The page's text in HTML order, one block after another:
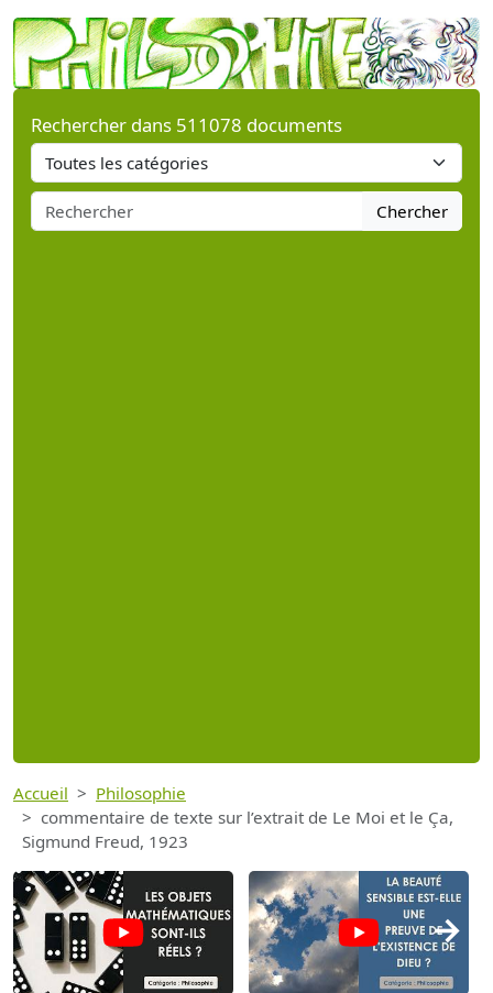
Rechercher dans 511078 documents
Chercher
Accueil
Philosophie
commentaire de texte sur l’extrait de Le Moi et le Ça,
Sigmund Freud, 1923
→